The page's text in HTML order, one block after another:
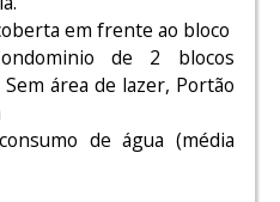
em frente ao bloco
de 2 blocos
área de lazer, Portão
de água (média